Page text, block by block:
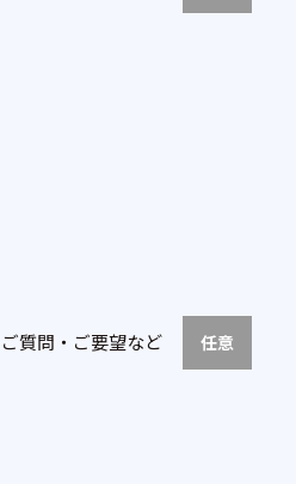
ご質問・ご要望など 任意